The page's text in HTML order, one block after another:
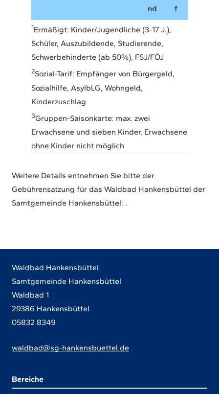
nd
f
1Ermäßigt: Kinder/Jugendliche (3-17 J.),
Schüler, Auszubildende, Studierende,
Schwerbehinderte (ab 50%), FSJ/FÖJ
2Sozial-Tarif: Empfänger von Bürgergeld,
Sozialhilfe, AsylbLG, Wohngeld,
Kinderzuschlag
3Gruppen-Saisonkarte: max. zwei
Erwachsene und sieben Kinder, Erwachsene
ohne Kinder nicht möglich
Weitere Details entnehmen Sie bitte der
Gebührensatzung für das Waldbad Hankensbüttel der
Samtgemeinde Hankensbüttel: .
Waldbad Hankensbüttel
Samtgemeinde Hankensbüttel
Waldbad 1
29386 Hankensbüttel
05832 8349
waldbad@sg-hankensbuettel.de
Bereiche